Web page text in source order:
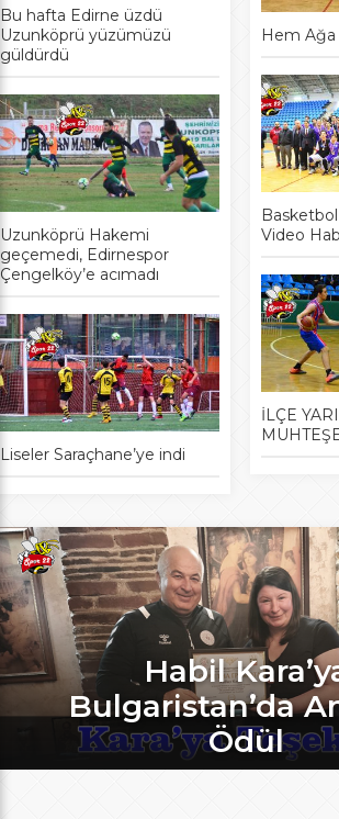
Bu hafta Edirne üzdü
Uzunköprü yüzümüzü
güldürdü
Uzunköprü Hakemi
geçemedi, Edirnespor
Çengelköy’e acımadı
Liseler Saraçhane’ye indi
Hem
Video
İLÇE
Habil
Bulgaristan’da
Ödül